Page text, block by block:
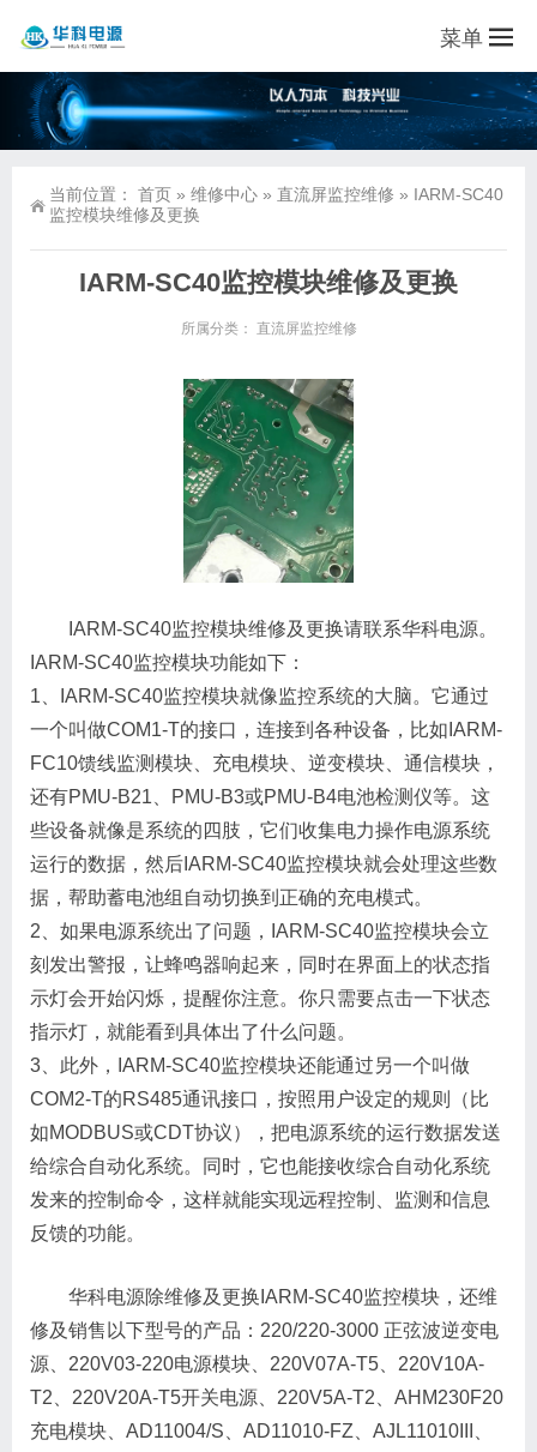
菜单
当前位置： 首页 » 维修中心 » 直流屏监控维修 » IARM-SC40
监控模块维修及更换
IARM-SC40监控模块维修及更换
所属分类： 直流屏监控维修
IARM-SC40监控模块维修及更换请联系华科电源。
IARM-SC40监控模块功能如下：
1、IARM-SC40监控模块就像监控系统的大脑。它通过
一个叫做COM1-T的接口，连接到各种设备，比如IARM-
FC10馈线监测模块、充电模块、逆变模块、通信模块，
还有PMU-B21、PMU-B3或PMU-B4电池检测仪等。这
些设备就像是系统的四肢，它们收集电力操作电源系统
运行的数据，然后IARM-SC40监控模块就会处理这些数
据，帮助蓄电池组自动切换到正确的充电模式。
2、如果电源系统出了问题，IARM-SC40监控模块会立
刻发出警报，让蜂鸣器响起来，同时在界面上的状态指
示灯会开始闪烁，提醒你注意。你只需要点击一下状态
指示灯，就能看到具体出了什么问题。
3、此外，IARM-SC40监控模块还能通过另一个叫做
COM2-T的RS485通讯接口，按照用户设定的规则（比
如MODBUS或CDT协议），把电源系统的运行数据发送
给综合自动化系统。同时，它也能接收综合自动化系统
发来的控制命令，这样就能实现远程控制、监测和信息
反馈的功能。
华科电源除维修及更换IARM-SC40监控模块，还维
修及销售以下型号的产品：220/220-3000 正弦波逆变电
源、220V03-220电源模块、220V07A-T5、220V10A-
T2、220V20A-T5开关电源、220V5A-T2、AHM230F20
充电模块、AD11004/S、AD11010-FZ、AJL11010III、